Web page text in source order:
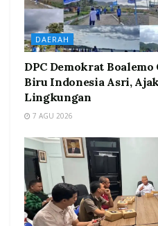
DAERAH
DPC Demokrat
Biru Indonesia Asri,
Lingkungan
7 AGU 2026